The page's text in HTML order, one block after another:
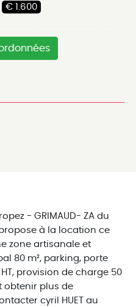
€ 1.600
- GRIMAUD- ZA du
à la location ce
zone artisanale et
80 m², parking, porte
provision de charge 50
obtenir plus de
cyril HUET au